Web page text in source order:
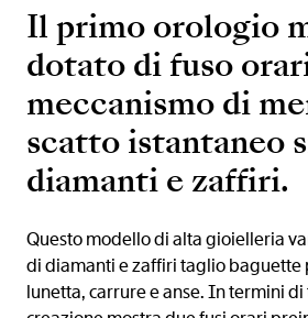
Il primo orologio
dotato di fuso
meccanismo di
scatto istantaneo
diamanti e zaffiri.
Questo modello di alta gioielleria
di diamanti e zaffiri taglio baguette
lunetta, carrure e anse. In termini di